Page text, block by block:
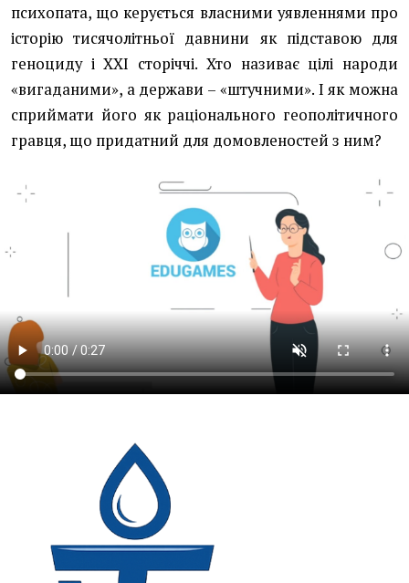
психопата, що керується власними уявленнями про
історію тисячолітньої давнини як підставою для
геноциду і ХХІ сторіччі. Хто називає цілі народи
«вигаданими», а держави – «штучними». І як можна
сприймати його як раціонального геополітичного
гравця, що придатний для домовленостей з ним?